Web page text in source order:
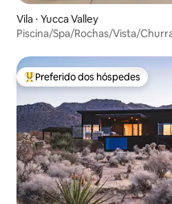
Vila ⋅ Yucca Valley
Piscina/Spa/Rochas/Vista/
Entre os melhores preferidos dos
Preferido dos hóspedes